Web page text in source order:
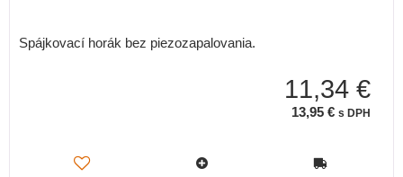
Spájkovací horák bez piezozapalovania.
11,34 €
13,95 € s DPH